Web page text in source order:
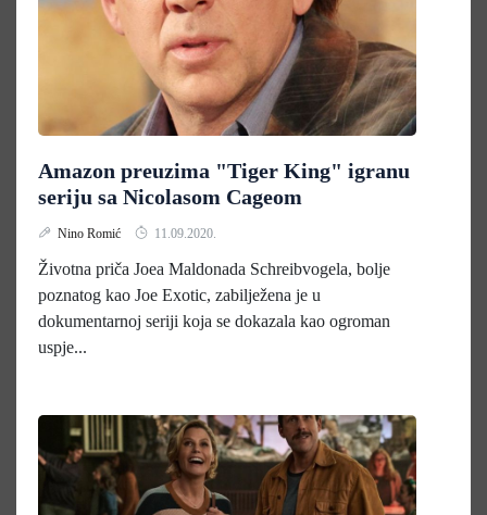
Amazon preuzima "Tiger King" igranu
seriju sa Nicolasom Cageom
Nino Romić 11.09.2020.
Životna priča Joea Maldonada Schreibvogela, bolje
poznatog kao Joe Exotic, zabilježena je u
dokumentarnoj seriji koja se dokazala kao ogroman
uspje...